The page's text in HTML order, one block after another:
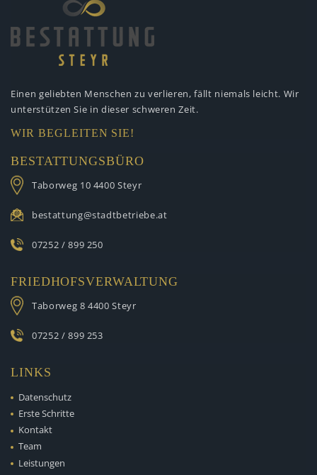
Einen geliebten Menschen zu verlieren, fällt niemals leicht. Wir
unterstützen Sie in dieser schweren Zeit.
WIR BEGLEITEN SIE!
BESTATTUNGSBÜRO
Taborweg 10 4400 Steyr
bestattung@stadtbetriebe.at
07252 / 899 250
FRIEDHOFSVERWALTUNG
Taborweg 8 4400 Steyr
07252 / 899 253
LINKS
Datenschutz
Erste Schritte
Kontakt
Team
Leistungen